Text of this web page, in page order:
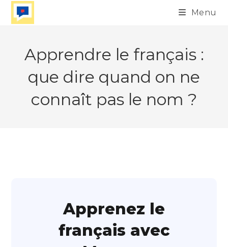
Skip
Menu
Apprendre le français :
que dire quand on ne
connaît pas le nom ?
Apprenez le
français avec